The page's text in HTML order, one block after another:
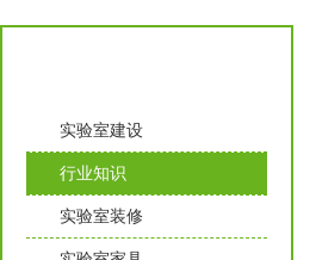
实验室建设
行业知识
实验室装修